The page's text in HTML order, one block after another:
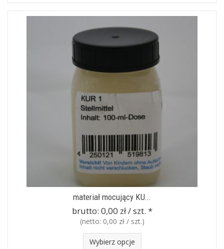
materiał mocujący KU...
brutto: 0,00 zł / szt. *
(netto: 0,00 zł / szt.)
Wybierz opcje